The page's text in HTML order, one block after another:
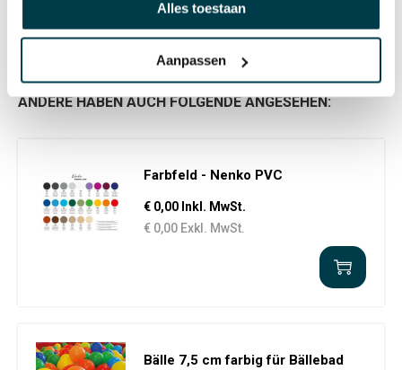
Alles toestaan
Aanpassen
ANDERE HABEN AUCH FOLGENDE ANGESEHEN:
Farbfeld - Nenko PVC
€ 0,00 Inkl. MwSt.
€ 0,00 Exkl. MwSt.
Bälle 7,5 cm farbig für Bällebad